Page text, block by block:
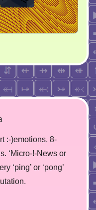
:-)emotions, 8-
‘Micro-!-News or
‘ping’ or ‘pong’